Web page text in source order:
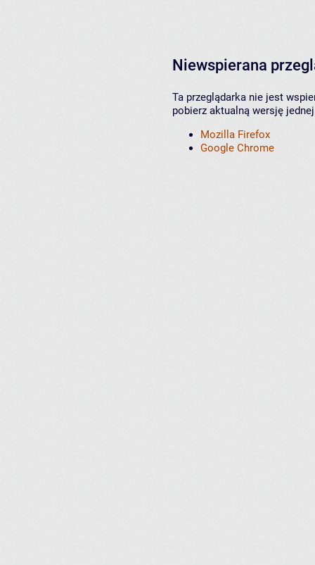
Niewspierana
Ta przeglądarka nie jest
pobierz aktualną wersję
Mozilla Firefox
Google Chrome